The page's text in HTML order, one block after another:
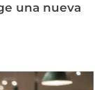
una nueva